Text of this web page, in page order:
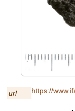
url https://